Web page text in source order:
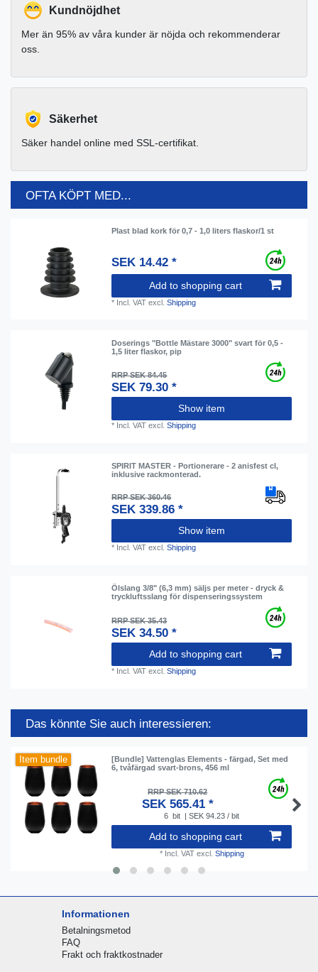
Kundnöjdhet
Mer än 95% av våra kunder är nöjda och rekommenderar
oss.
Säkerhet
Säker handel online med SSL-certifikat.
OFTA KÖPT MED...
Plast blad kork för 0,7 - 1,0 liters flaskor/1 st
SEK 14.42 *
Add to shopping cart
* Incl. VAT excl.Shipping
Doserings "Bottle Mästare 3000" svart för 0,5 -
1,5 liter flaskor, pip
RRP SEK 84.45
SEK 79.30 *
Show item
* Incl. VAT excl.Shipping
SPIRIT MASTER - Portionerare - 2 anisfest cl,
inklusive rackmonterad.
RRP SEK 360.46
SEK 339.86 *
Show item
* Incl. VAT excl.Shipping
Ölslang 3/8" (6,3 mm) säljs per meter - dryck &
tryckluftsslang för dispenseringssystem
RRP SEK 35.43
SEK 34.50 *
Add to shopping cart
* Incl. VAT excl.Shipping
Das könnte Sie auch interessieren:
Item bundle
[Bundle] Vattenglas Elements - färgad, Set med
6, tvåfärgad svart-brons, 456 ml
RRP SEK 710.62
SEK 565.41 *
6 bit | SEK 94.23 / bit
Add to shopping cart
* Incl. VATexcl. Shipping
Informationen
Betalningsmetod
FAQ
Frakt och fraktkostnader